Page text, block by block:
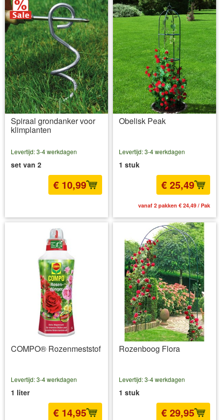
Spiraal grondanker voor
klimplanten
Levertijd: 3-4 werkdagen
set van 2
€ 10,99
Obelisk Peak
Levertijd: 3-4 werkdagen
1 stuk
€ 25,49
vanaf 2 pakken € 24,49 / Pak
COMPO® Rozenmeststof
Levertijd: 3-4 werkdagen
1 liter
€ 14,95
Rozenboog Flora
Levertijd: 3-4 werkdagen
1 stuk
€ 29,95